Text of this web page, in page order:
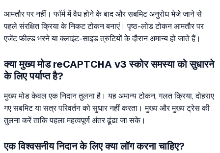
आमतौर पर नहीं। फॉर्म में वैध होने के बाद और सबमिट अनुरोध भेजे जाने से
पहले संरक्षित क्रिया के निकट टोकन बनाएं। पृष्ठ-लोड टोकन आमतौर पर
एजेंट फील्ड भरने या क्लाइंट-साइड त्रुटियों के दौरान अमान्य हो जाते हैं।
क्या मुख्य मोड reCAPTCHA v3 स्कोर समस्या को सुधारने
के लिए पर्याप्त है?
मुख्य मोड केवल एक निदान तुलना है। यह अमान्य टोकन, गलत क्रिया, दोहराए
गए सबमिट या सत्र परिवर्तन को सुधार नहीं करता। मुख्य और मुख्य ट्रेस की
तुलना करें ताकि पहला महत्वपूर्ण अंतर ढूंढा जा सके।
एक विश्वसनीय निदान के लिए क्या लॉग करना चाहिए?